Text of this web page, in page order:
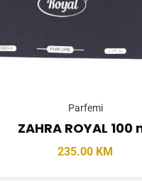
Parfemi
ZAHRA ROYAL 100
235.00 KM